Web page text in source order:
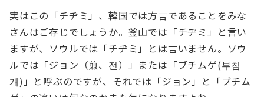
実はこの「チヂミ」、韓国では方言であることをみな
さんはご存じでしょうか。釜山では「チヂミ」と言い
ますが、ソウルでは「チヂミ」とは言いません。ソウ
ルでは「ジョン（煎、전）」または「ブチムゲ(부침
개)」と呼ぶのですが、それでは「ジョン」と「ブチム